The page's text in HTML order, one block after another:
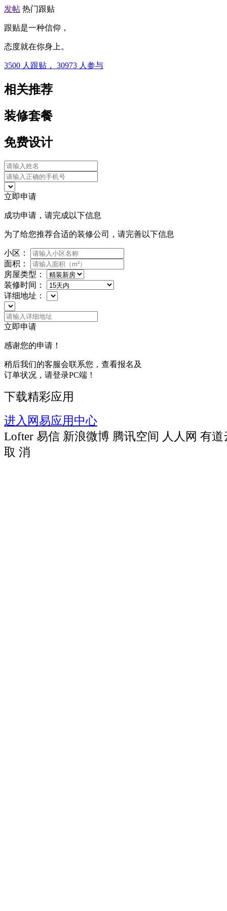
发帖 热门跟贴
跟贴是一种信仰，
态度就在你身上。
3500 人跟贴， 30973 人参与
相关推荐
装修套餐
免费设计
立即申请
成功申请，请完成以下信息
为了给您推荐合适的装修公司，请完善以下信息
小区：
面积：
房屋类型：
装修时间：
详细地址：
立即申请
感谢您的申请！
稍后我们的客服会联系您，查看报名及
订单状况，请登录PC端！
下载精彩应用
进入网易应用中心
Lofter 易信 新浪微博 腾讯空间 人人网 有道
取 消